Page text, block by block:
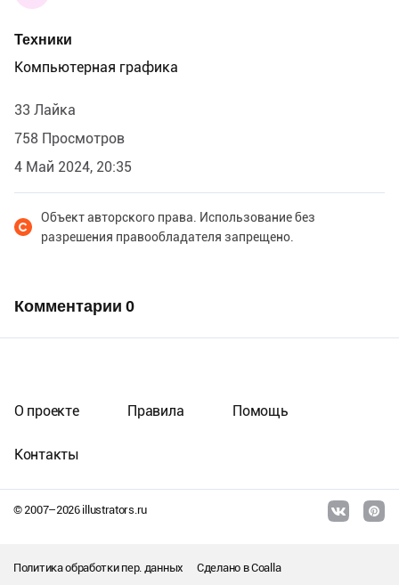
Техники
Компьютерная графика
33 Лайка
758 Просмотров
4 Май 2024, 20:35
Объект авторского права. Использование без
разрешения правообладателя запрещено.
Комментарии 0
© 2007–2026illustrators.ru
О проекте Правила Помощь
Контакты
Политика обработки пер. данных Сделано вCoalla